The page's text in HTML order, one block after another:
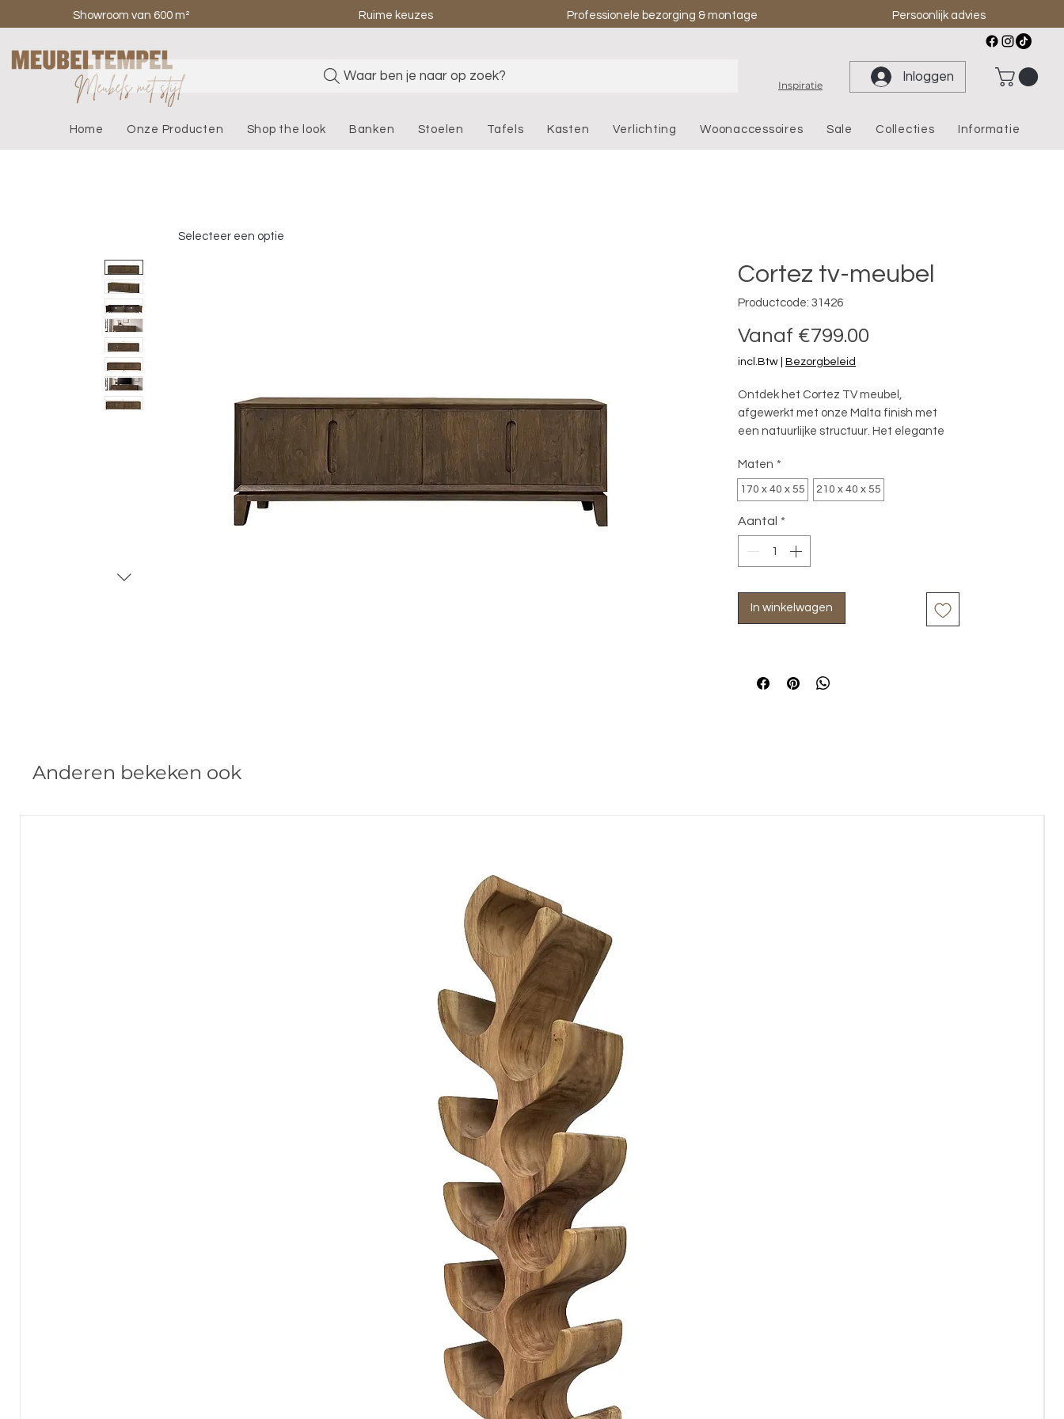
Showroom van 600 m² Ruime keuzes Professionele bezorging & montage Persoonlijk advies
Waar ben je naar op zoek?
Inspiratie
Inloggen
Home Onze Producten Shop the look Banken Stoelen Tafels Kasten Verlichting Woonaccessoires Sale Collecties Informatie
Cortez tv-meubel
Productcode: 31426
Vanaf €799.00
incl.Btw Bezorgbeleid
Ontdek het Cortez TV meubel,
afgewerkt met onze Malta finish met
een natuurlijke structuur. Het elegante
handgrepen geven deze collectie een
strakke en karaktervolle uitstraling.
Maten *
170 x 40 x 55 210 x 40 x 55
Aantal *
In winkelwagen
Selecteer een optie
Anderen bekeken ook